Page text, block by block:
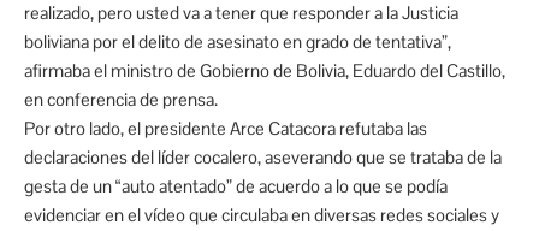
realizado, pero usted va a tener que responder a la Justicia
boliviana por el delito de asesinato en grado de tentativa”,
afirmaba el ministro de Gobierno de Bolivia, Eduardo del Castillo,
en conferencia de prensa.
Por otro lado, el presidente Arce Catacora refutaba las
declaraciones del líder cocalero, aseverando que se trataba de la
gesta de un “auto atentado” de acuerdo a lo que se podía
evidenciar en el vídeo que circulaba en diversas redes sociales y